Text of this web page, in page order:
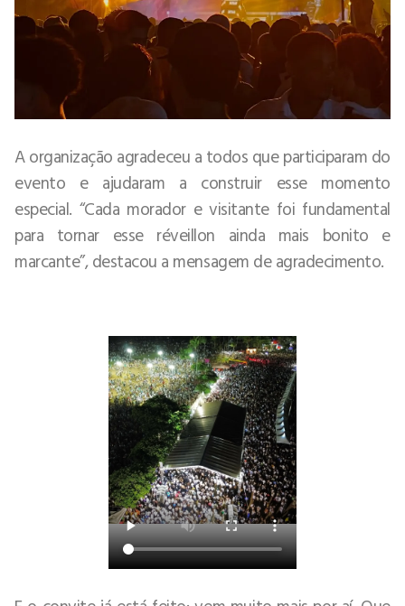
A organização agradeceu a todos que participaram do
evento e ajudaram a construir esse momento
especial. “Cada morador e visitante foi fundamental
para tornar esse réveillon ainda mais bonito e
marcante”, destacou a mensagem de agradecimento.